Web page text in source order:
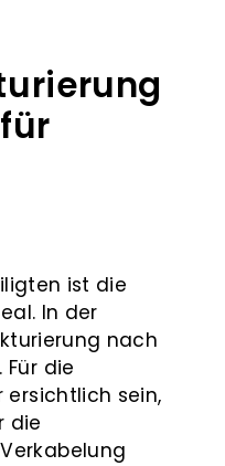
ist die
In der
nach
die
ersichtlich sein,
die